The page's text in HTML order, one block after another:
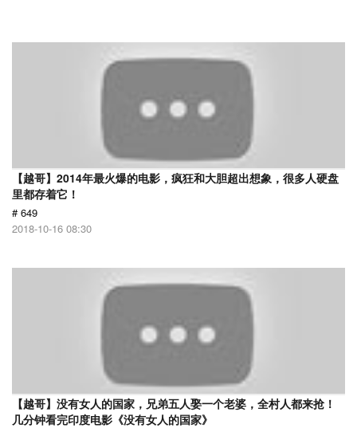
【越哥】2014年最火爆的电影，疯狂和大胆超出想象，很多人硬盘
里都存着它！
# 649
2018-10-16 08:30
【越哥】没有女人的国家，兄弟五人娶一个老婆，全村人都来抢！
几分钟看完印度电影《没有女人的国家》